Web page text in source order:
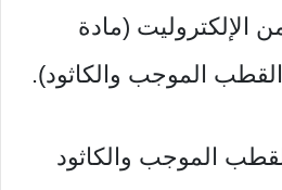
الإلكتروليت (مادة
القطب الموجب والكاثود).
الموجب والكاثود